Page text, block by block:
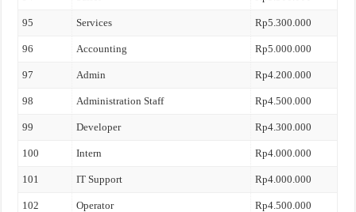
95 Services Rp5.300.000
96 Accounting Rp5.000.000
97 Admin Rp4.200.000
98 Administration Staff Rp4.500.000
99 Developer Rp4.300.000
100 Intern Rp4.000.000
101 IT Support Rp4.000.000
102 Operator Rp4.500.000